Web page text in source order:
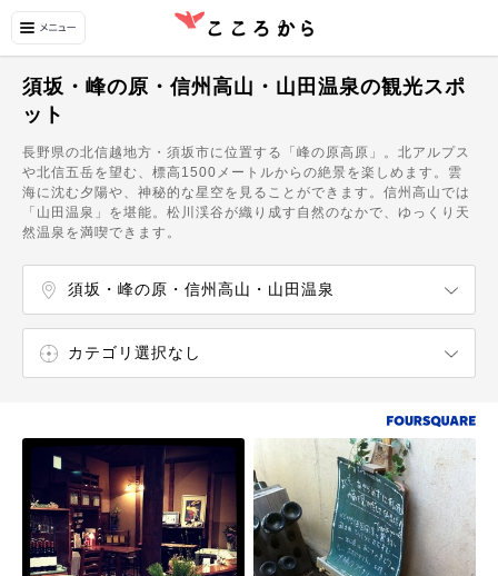
須坂・峰の原・信州高山・山田温泉の観光スポ
ット
長野県の北信越地方・須坂市に位置する「峰の原高原」。北アルプス
や北信五岳を望む、標高1500メートルからの絶景を楽しめます。雲
海に沈む夕陽や、神秘的な星空を見ることができます。信州高山では
「山田温泉」を堪能。松川渓谷が織り成す自然のなかで、ゆっくり天
然温泉を満喫できます。
須坂・峰の原・信州高山・山田温泉
カテゴリ選択なし